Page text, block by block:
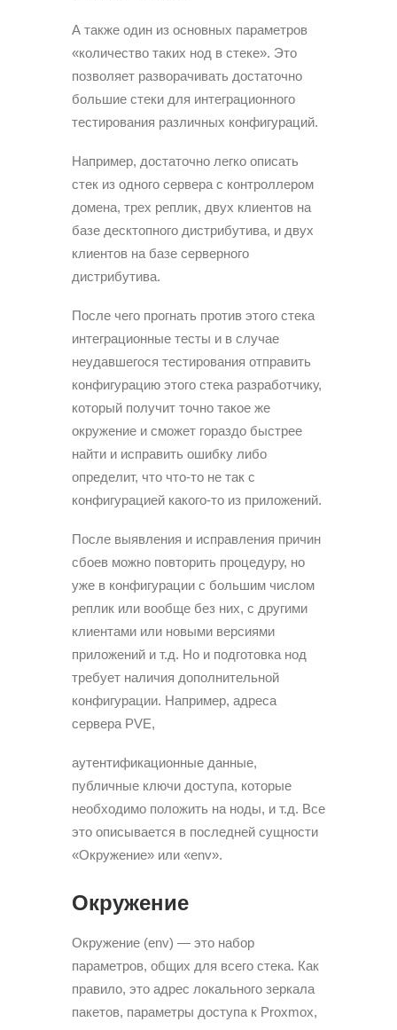
А также один из основных параметров
«количество таких нод в стеке». Это
позволяет разворачивать достаточно
большие стеки для интеграционного
тестирования различных конфигураций.
Например, достаточно легко описать
стек из одного сервера с контроллером
домена, трех реплик, двух клиентов на
базе десктопного дистрибутива, и двух
клиентов на базе серверного
дистрибутива.
После чего прогнать против этого стека
интеграционные тесты и в случае
неудавшегося тестирования отправить
конфигурацию этого стека разработчику,
который получит точно такое же
окружение и сможет гораздо быстрее
найти и исправить ошибку либо
определит, что что-то не так с
конфигурацией какого-то из приложений.
После выявления и исправления причин
сбоев можно повторить процедуру, но
уже в конфигурации с большим числом
реплик или вообще без них, с другими
клиентами или новыми версиями
приложений и т.д. Но и подготовка нод
требует наличия дополнительной
конфигурации. Например, адреса
сервера PVE,
аутентификационные данные,
публичные ключи доступа, которые
необходимо положить на ноды, и т.д. Все
это описывается в последней сущности
«Окружение» или «env».
Окружение
Окружение (env) — это набор
параметров, общих для всего стека. Как
правило, это адрес локального зеркала
пакетов, параметры доступа к Proxmox,